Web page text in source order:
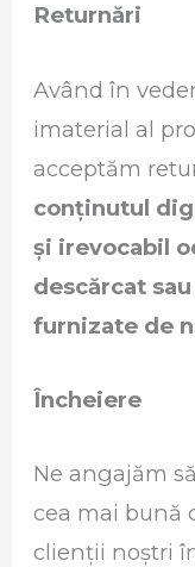
Returnări
Având în
imaterial al
acceptăm
conținutul
și irevocabil
descărcat
furnizate de
Încheiere
Ne angajăm
cea mai bună
clienții noștri